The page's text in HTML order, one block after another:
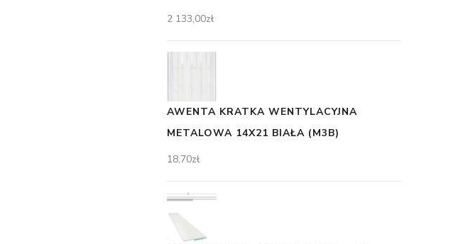
2 133,00zł
AWENTA KRATKA WENTYLACYJNA
METALOWA 14X21 BIAŁA (M3B)
18,70zł